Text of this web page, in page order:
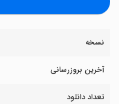
نسخه
آخرین بروزرسانی
تعداد دانلود